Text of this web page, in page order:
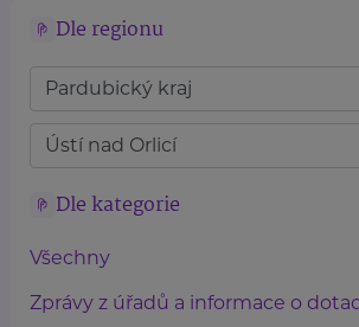
Dle regionu
Dle kategorie
Všechny
Zprávy z úřadů a informace o